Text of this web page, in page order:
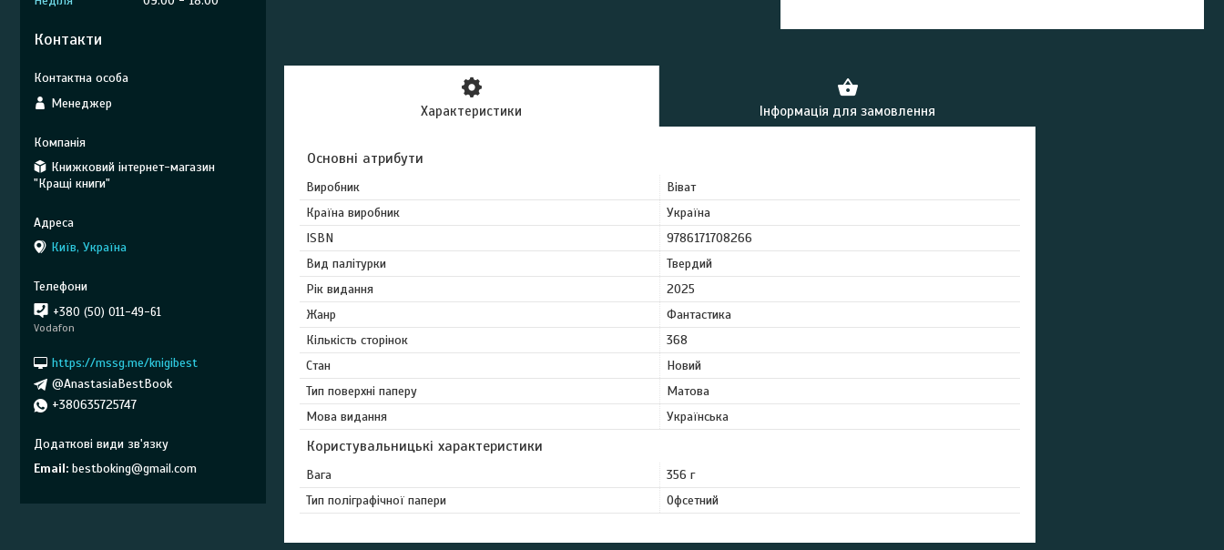
Характеристики Інформація для замовлення
Основні атрибути
Виробник
Віват
Країна виробник
Україна
ISBN
9786171708266
Вид палітурки
Твердий
Рік видання
2025
Жанр
Фантастика
Кількість сторінок
368
Стан
Новий
Тип поверхні паперу
Матова
Мова видання
Українська
Користувальницькі характеристики
Вага
356 г
Тип поліграфічної папери
Офсетний
Контакти
Менеджер
Книжковий інтернет-магазин
"Кращі книги"
Київ, Україна
+380 (50) 011-49-61
Vodafon
https://mssg.me/knigibest
@AnastasiaBestBook
+380635725747
Email bestboking@gmail.com